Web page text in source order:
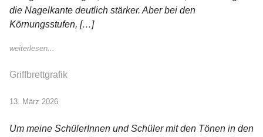
die Nagelkante deutlich stärker. Aber bei den
Körnungsstufen, […]
weiterlesen...
Griffbrettgrafik
13. März 2026
Um meine SchülerInnen und Schüler mit den Tönen in den